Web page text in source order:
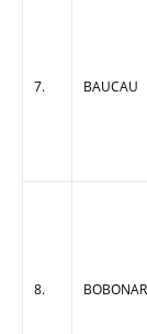
7. BAUCAU
8.